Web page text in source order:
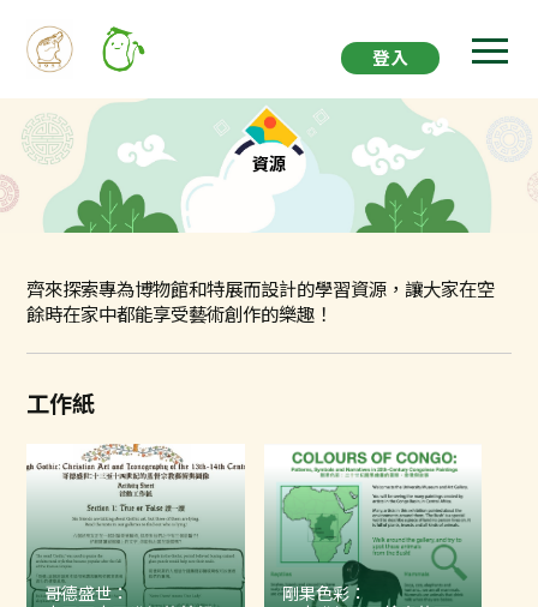
登入
資源
齊來探索專為博物館和特展而設計的學習資源，讓大家在空
餘時在家中都能享受藝術創作的樂趣！
工作紙
哥德盛世：
剛果色彩：